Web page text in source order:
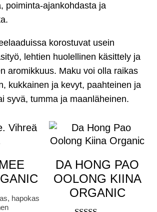
poiminta-ajankohdasta ja
korostuvat usein
lehtien huolellinen käsittely ja
aromikkuus. Maku voi olla raikas
kukkainen ja kevyt, paahteinen ja
syvä, tumma ja maanläheinen.
hapokas
DA HONG PAO
OOLONG KIINA
ORGANIC